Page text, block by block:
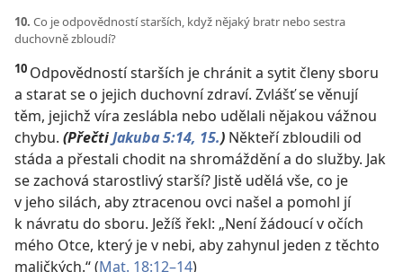
10. Co je odpovědností starších, když nějaký bratr nebo sestra
duchovně zbloudí?
10 Odpovědností starších je chránit a sytit členy sboru
a starat se o jejich duchovní zdraví. Zvlášť se věnují
těm, jejichž víra zeslábla nebo udělali nějakou vážnou
chybu. (PřečtiJakuba 5:14, 15.) Někteří zbloudili od
stáda a přestali chodit na shromáždění a do služby. Jak
se zachová starostlivý starší? Jistě udělá vše, co je
v jeho silách, aby ztracenou ovci našel a pomohl jí
k návratu do sboru. Ježíš řekl: „Není žádoucí v očích
mého Otce, který je v nebi, aby zahynul jeden z těchto
maličkých.“ (Mat. 18:12–14)